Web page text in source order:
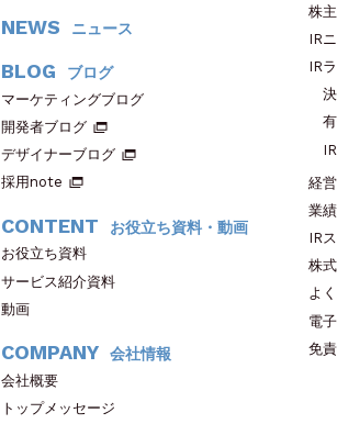
NEWS ニュース
BLOG ブログ
マーケティングブログ
開発者ブログ
デザイナーブログ
採用note
CONTENT お役立ち資料・動画
お役立ち資料
サービス紹介資料
動画
COMPANY 会社情報
会社概要
トップメッセージ
株
IR
IR
経
業
IR
株
よ
電
免